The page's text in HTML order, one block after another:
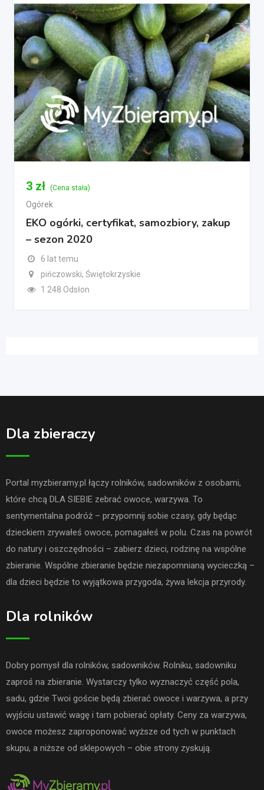
3 zł (Cena stała)
Ogórek
EKO ogórki, certyfikat, samozbiory, zakup
– sezon 2020
6 lat temu
pińczowski, Świętokrzyskie
1 248 Odsłon
Dla zbieraczy
Portal myzbieramy.pl łączy rolników, sadowników z osobami,
które chcą DLA SIEBIE zebrać owoce, warzywa. To
sentymentalna podróż – przypomnij sobie czasy, gdy będąc
dzieckiem zrywałeś owoce, pomagałeś w polu. Czas na powrót
do natury i oszczędności – zabierz dzieci, rodzinę na wspólne
zbieranie. Wspólne zbieranie będzie niezapomnianą wycieczką –
dla dzieci będzie to wyjątkowa przygoda, żywa lekcja przyrody.
Dla rolników
Dobry pomysł dla rolników, sadowników. Rolniku, sadowniku
zaproś na zbieranie. Wystarczy tylko wyznaczyć część pola,
sadu, gdzie Twoi goście będą zbierać owoce i warzywa, a przy
wyjściu ustawić wagę i tam pobierać opłaty. Ceny za warzywa,
owoce możesz zaproponować wyższe od tych w punktach
skupu, a niższe od sklepowych – obie strony zyskują.